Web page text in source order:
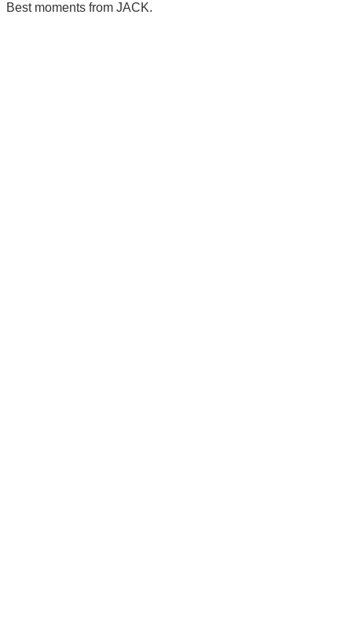
Best moments from JACK.